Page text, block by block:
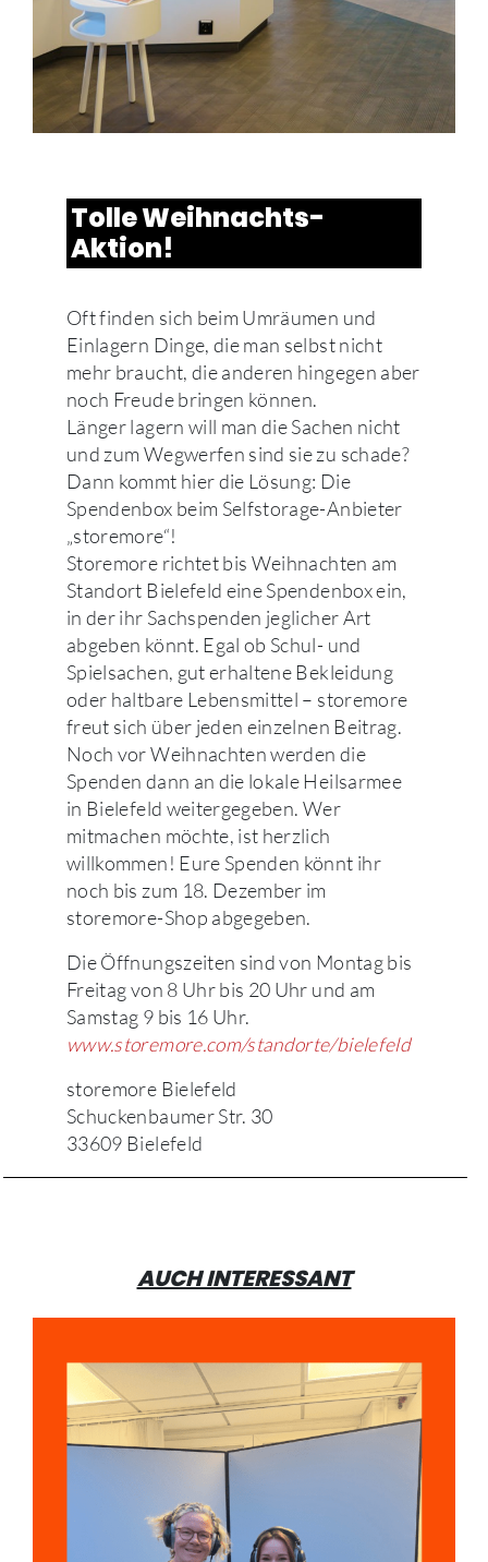
Tolle Weihnachts-
Aktion!
Oft finden sich beim Umräumen und
Einlagern Dinge, die man selbst nicht
mehr braucht, die anderen hingegen aber
noch Freude bringen können.
Länger lagern will man die Sachen nicht
und zum Wegwerfen sind sie zu schade?
Dann kommt hier die Lösung: Die
Spendenbox beim Selfstorage-Anbieter
„storemore“!
Storemore richtet bis Weihnachten am
Standort Bielefeld eine Spendenbox ein,
in der ihr Sachspenden jeglicher Art
abgeben könnt. Egal ob Schul- und
Spielsachen, gut erhaltene Bekleidung
oder haltbare Lebensmittel – storemore
freut sich über jeden einzelnen Beitrag.
Noch vor Weihnachten werden die
Spenden dann an die lokale Heilsarmee
in Bielefeld weitergegeben. Wer
mitmachen möchte, ist herzlich
willkommen! Eure Spenden könnt ihr
noch bis zum 18. Dezember im
storemore-Shop abgegeben.
Die Öffnungszeiten sind von Montag bis
Freitag von 8 Uhr bis 20 Uhr und am
Samstag 9 bis 16 Uhr.
www.storemore.com/standorte/bielefeld
storemore Bielefeld
Schuckenbaumer Str. 30
33609 Bielefeld
AUCH INTERESSANT